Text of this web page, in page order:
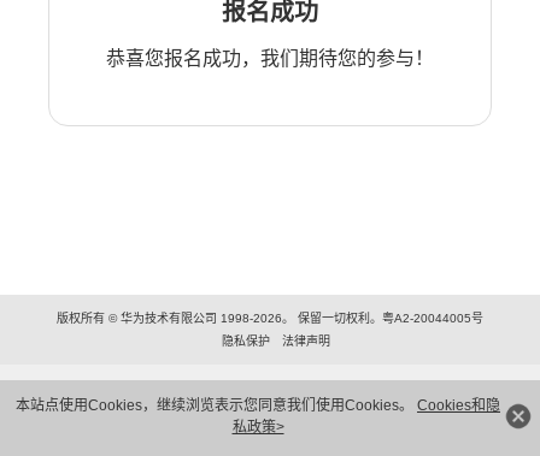
本站点使用Cookies，继续浏览表示您同意我们使用Cookies。 Cookies和隐
私政策>
报名成功
恭喜您报名成功，我们期待您的参与！
版权所有 © 华为技术有限公司 1998-2026。 保留一切权利。粤A2-20044005号
隐私保护
法律声明